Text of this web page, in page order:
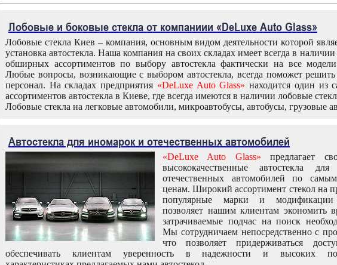
Лобовые и боковые стекла от компаниии «DeLuxe Auto Glass»
Лобовые стекла Киев – компания, основным видом деятельности которой
установка автостекла. Наша компания на своих складах имеет всегда в
обширных ассортиментов по выбору автостекла фактически на все
Любые вопросы, возникающие с выбором автостекла, всегда поможет
персонал. На складах предприятия «DeLuxe Auto Glass» находится один из
ассортиментов автостекла в Киеве, где всегда имеются в наличии лобовые
Лобовые стекла на легковые автомобили, микроавтобусы, автобусы, грузовые
Автостекла для иномарок и отечественных автомобилей
«DeLuxe Auto Glass» предлагает
высококачественные автостекла
отечественных автомобилей по
ценам. Широкий ассортимент стекол на
популярные марки и модификации
позволяет нашим клиентам экономить
затрачиваемые подчас на поиск
Мы сотрудничаем непосредственно с
что позволяет придерживаться
обеспечивать клиентам уверенность в надежности и высоких